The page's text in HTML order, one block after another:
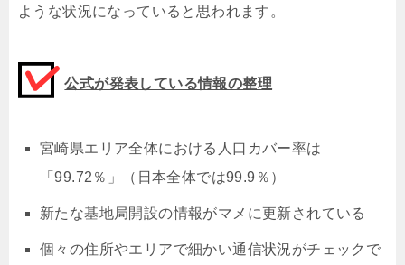
ような状況になっていると思われます。
公式が発表している情報の整理
宮崎県エリア全体における人口カバー率は
「99.72％」（日本全体では99.9％）
新たな基地局開設の情報がマメに更新されている
個々の住所やエリアで細かい通信状況がチェックで